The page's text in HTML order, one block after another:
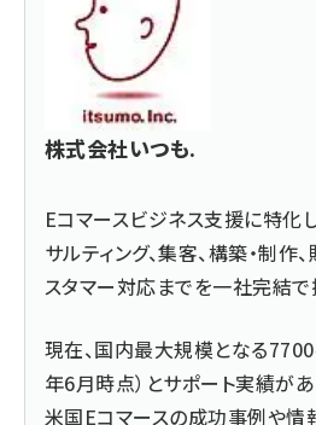
株式会社いつも.
Eコマースビジネス支援に特化
サルティング、集客、構築・制作
スタマー対応までを一社完結で
現在、国内最大規模となる
年6月時点）とサポート実績が
米国Eコマースの成功事例や情